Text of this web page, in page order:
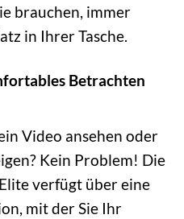
brauchen, immer
in Ihrer Tasche.
Betrachten
Video ansehen oder
Kein Problem! Die
verfügt über eine
mit der Sie Ihr